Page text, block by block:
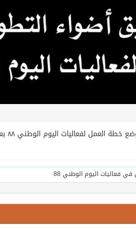
خطة العمل لفعاليات اليوم الوطني ٨٨ بعرعر والتي ستكون في عدة أماكن .